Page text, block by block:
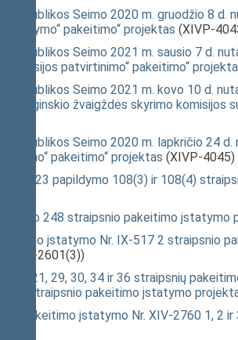
Respublikos Seimo 2020 m. gruodžio 8 d.
pakeitimo“ projektas (XIVP-
Respublikos Seimo 2021 m. sausio 7 d.
komisijos patvirtinimo“ pakeitimo“
Respublikos Seimo 2021 m. kovo 10 d.
Stulginskio žvaigždės skyrimo komisijos
Respublikos Seimo 2020 m. lapkričio 24
pakeitimo“ projektas (XIVP-4045)
I-2223 papildymo 108(3) ir 108(4)
248 straipsnio pakeitimo įstatymo
įstatymo Nr. IX-517 2 straipsnio
(XIVP-2601(3))
14, 21, 29, 30, 34 ir 36 straipsnių
2 straipsnio pakeitimo įstatymo
pakeitimo įstatymo Nr. XIV-2760 1, 2